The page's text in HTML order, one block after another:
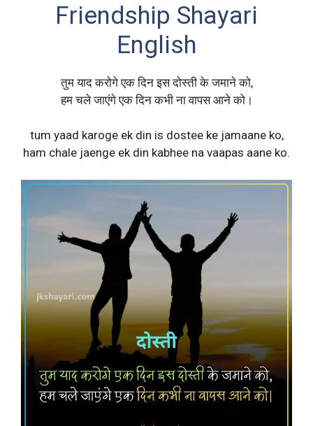
Friendship Shayari
English
तुम याद करोगे एक दिन इस दोस्ती के जमाने को,
हम चले जाएंगे एक दिन कभी ना वापस आने को।
tum yaad karoge ek din is dostee ke jamaane ko,
ham chale jaenge ek din kabhee na vaapas aane ko.